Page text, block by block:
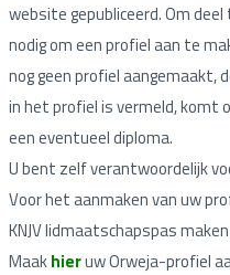
website gepubliceerd. Om
nodig om een profiel aan te
nog geen profiel aangemaakt,
in het profiel is vermeld, komt
een eventueel diploma.
U bent zelf verantwoordelijk
Voor het aanmaken van uw
KNJV lidmaatschapspas
Maakhieruw Orweja-profiel